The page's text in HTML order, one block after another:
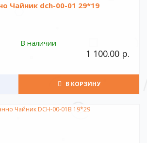
Чайник dch-00-01 29*19
В наличии
1 100.00 р.
В КОРЗИНУ